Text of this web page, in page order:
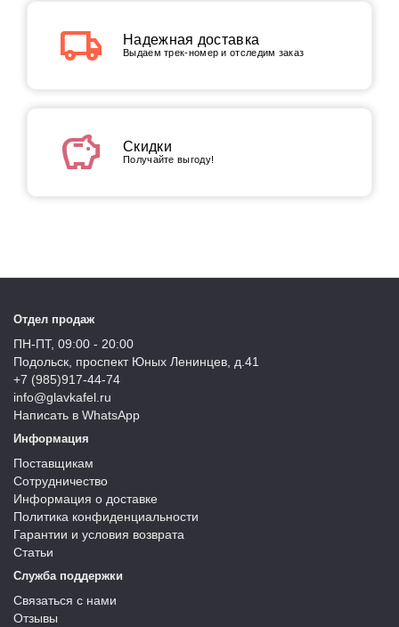
local_shipping Надежная доставка
Выдаем трек-номер и отследим заказ
savings Скидки
Получайте выгоду!
Отдел продаж
ПН-ПТ, 09:00 - 20:00
Подольск, проспект Юных Ленинцев, д.41
+7 (985)917-44-74
info@glavkafel.ru
Написать в WhatsApp
Информация
Поставщикам
Сотрудничество
Информация о доставке
Политика конфиденциальности
Гарантии и условия возврата
Статьи
Служба поддержки
Связаться с нами
Отзывы